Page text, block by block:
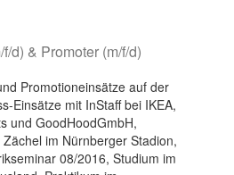
d) & Promoter (m/f/d)
Promotioneinsätze auf der
Einsätze mit InStaff bei IKEA,
und GoodHoodGmbH,
im Nürnberger Stadion,
08/2016, Studium im